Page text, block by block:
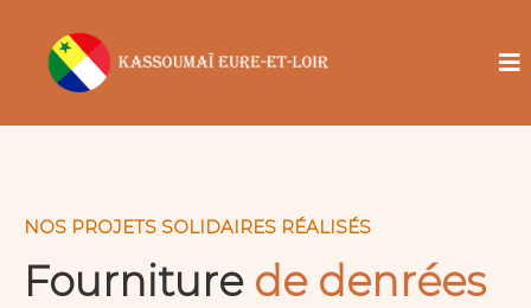
NOS PROJETS SOLIDAIRES RÉALISÉS
Fourniture de denrées